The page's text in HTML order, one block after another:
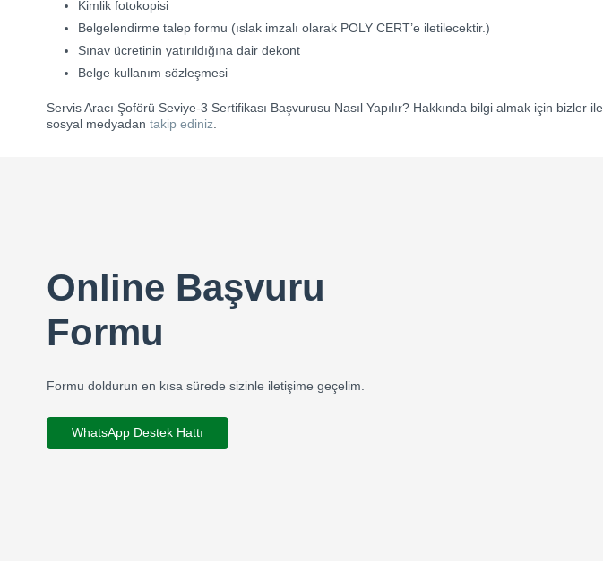
Kimlik fotokopisi
Belgelendirme talep formu (ıslak imzalı olarak POLY CERT’e iletilecektir.)
Sınav ücretinin yatırıldığına dair dekont
Belge kullanım sözleşmesi
Servis Aracı Şoförü Seviye-3 Sertifikası Başvurusu Nasıl Yapılır? Hakkında bilgi almak için bizler ile
sosyal medyadan takip ediniz.
Online Başvuru
Formu
Formu doldurun en kısa sürede sizinle iletişime geçelim.
WhatsApp Destek Hattı